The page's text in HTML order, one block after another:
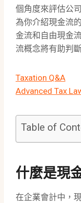
個角度來評估公
為你介紹現金流
金流和自由現金
流概念將有助判
Taxation Q&A
Advanced Tax
Table of
什麼是現
在企業會計中，